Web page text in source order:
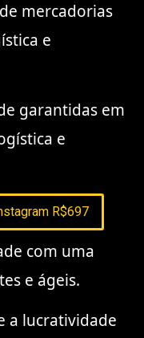
mercadorias
e
garantidas em
e
R$697
com uma
e ágeis.
a lucratividade